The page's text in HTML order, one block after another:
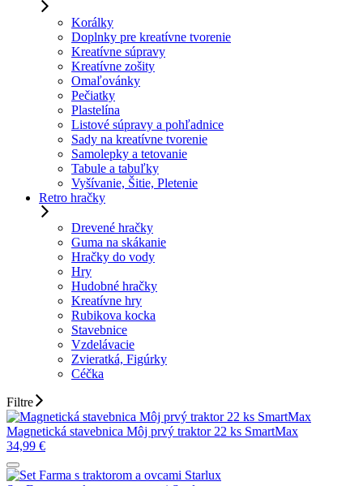
Korálky
Doplnky pre kreatívne tvorenie
Kreatívne súpravy
Kreatívne zošity
Omaľovánky
Pečiatky
Plastelína
Listové súpravy a pohľadnice
Sady na kreatívne tvorenie
Samolepky a tetovanie
Tabule a tabuľky
Vyšívanie, Šitie, Pletenie
Retro hračky
Drevené hračky
Guma na skákanie
Hračky do vody
Hry
Hudobné hračky
Kreatívne hry
Rubikova kocka
Stavebnice
Vzdelávacie
Zvieratká, Figúrky
Céčka
Filtre
Magnetická stavebnica Môj prvý traktor 22 ks SmartMax
34,99 €